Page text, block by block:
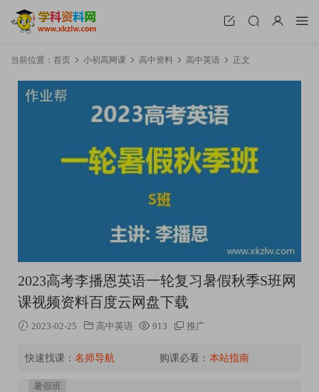
当前位置： 首页 小初高网课 高中资料 高中英语 正文
2023高考李播恩英语一轮复习暑假秋季S班网
课视频资料百度云网盘下载
2023-02-25 高中英语 913 推广
快速找课： 名师导航 购课必看： 本站指南
暑假班